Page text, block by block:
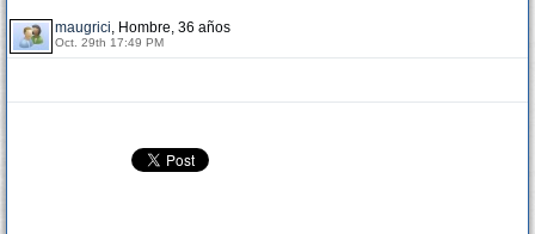
maugrici, Hombre, 36 años
Oct. 29th 17:49 PM